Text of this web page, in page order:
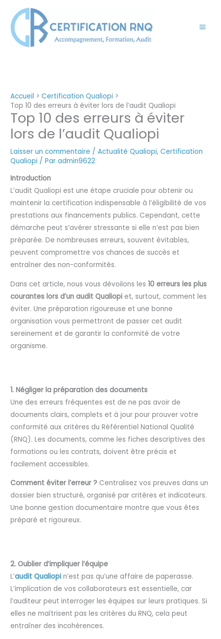
contenu
Accueil
Certification Qualiopi
Top 10 des erreurs à éviter lors de l’audit Qualiopi
Top 10 des erreurs à éviter
lors de l’audit Qualiopi
Laisser un commentaire /Actualité Qualiopi,Certification
Qualiopi / Paradmin9622
Introduction
L’audit Qualiopi est une étape cruciale pour obtenir ou
maintenir la certification indispensable à l’éligibilité de vos
prestations aux financements publics. Cependant, cette
démarche peut s’avérer stressante si elle n’est pas bien
préparée. De nombreuses erreurs, souvent évitables,
peuvent compromettre vos chances de succès et
entraîner des non-conformités.
Dans cet article, nous vous dévoilons les10 erreurs les plus
courantes lors d’un audit Qualiopi et, surtout, comment les
éviter. Une préparation rigoureuse et une bonne
organisation vous permettront de passer cet audit
sereinement et de garantir la conformité de votre
organisme.
1. Négliger la préparation des documents
Une des erreurs fréquentes est de ne pas avoir de
documents clairs, complets et à jour pour prouver votre
conformité aux critères du Référentiel National Qualité
(RNQ). Les documents, comme les fiches descriptives des
formations ou les contrats, doivent être précis et
facilement accessibles.
Comment éviter l’erreur ? Centralisez vos preuves dans un
dossier bien structuré, organisé par critères et indicateurs.
Une bonne gestion documentaire montre que vous êtes
préparé et rigoureux.
2. Oublier d’impliquer l’équipe
L’audit Qualiopi n’est pas qu’une affaire de paperasse.
L’implication de vos collaborateurs est essentielle, car
l’auditeur peut interroger les équipes sur leurs pratiques. Si
elles ne maîtrisent pas les critères du RNQ, cela peut
entraîner des incohérences.